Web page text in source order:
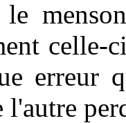
le
celle-
erreur
l'autre